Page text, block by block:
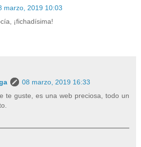
marzo, 2019 10:03
¡fichadísima!
08 marzo, 2019 16:33
te guste, es una web preciosa, todo un